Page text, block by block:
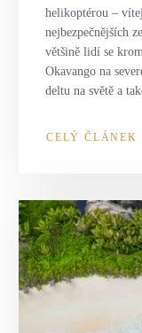
helikoptérou –
nejbezpečnějších
většině lidí se
Okavango na
deltu na světě a
CELÝ ČLÁNEK